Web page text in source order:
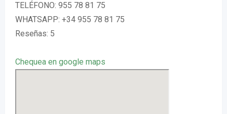
TELÉFONO: 955 78 81 75
WHATSAPP: +34 955 78 81 75
Reseñas: 5
Chequea en google maps